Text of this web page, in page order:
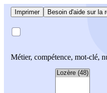
Imprimer Besoin d'aide sur la
Métier, compétence, mot-clé,